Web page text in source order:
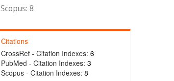
Scopus: 8
Citations
CrossRef - Citation Indexes: 6
PubMed - Citation Indexes: 3
Scopus - Citation Indexes: 8